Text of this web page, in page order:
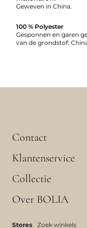
Geweven in China.
100 % Polyester
Gesponnen en garen
van de grondstof:
Contact
Klantenservice
Collectie
Over BOLIA
Stores Zoek winkels